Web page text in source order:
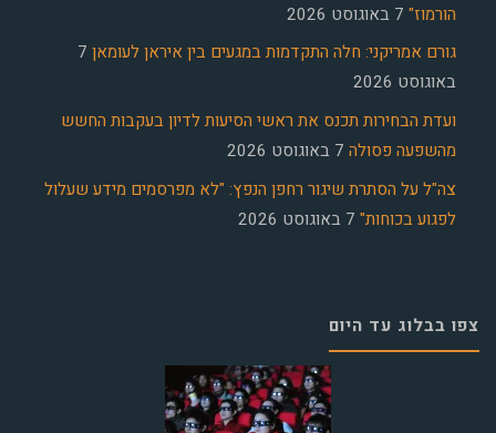
הורמוז" 7 באוגוסט 2026
גורם אמריקני: חלה התקדמות במגעים בין איראן לעומאן 7
באוגוסט 2026
ועדת הבחירות תכנס את ראשי הסיעות לדיון בעקבות החשש
מהשפעה פסולה 7 באוגוסט 2026
צה"ל על הסתרת שיגור רחפן הנפץ: "לא מפרסמים מידע שעלול
לפגוע בכוחות" 7 באוגוסט 2026
צפו בבלוג עד היום